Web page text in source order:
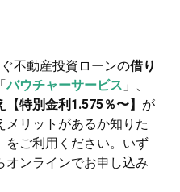
不動産投資ローンの借り
バウチャーサービス 」、
特別金利1.575％〜】 が
メリットがあるか知りた
をご利用ください。いず
オンラインでお申し込み